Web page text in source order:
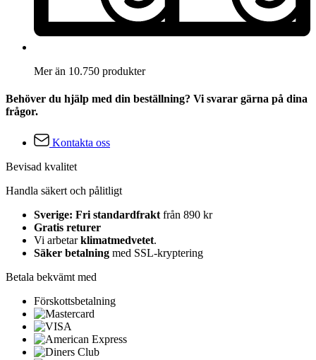
Mer än 10.750 produkter
Behöver du hjälp med din beställning? Vi svarar gärna på dina
frågor.
Kontakta oss
Bevisad kvalitet
Handla säkert och pålitligt
Sverige: Fri standardfrakt från 890 kr
Gratis returer
Vi arbetarklimatmedvetet.
Säker betalning med SSL-kryptering
Betala bekvämt med
Förskottsbetalning